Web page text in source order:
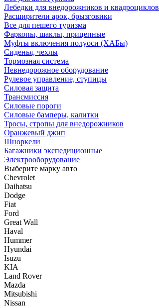
Лебедки для внедорожников и квадроциклов
Расширители арок, брызговики
Все для пешего туризма
Фаркопы, шаклы, прицепные
Муфты включения полуоси (ХАБы)
Сиденья, чехлы
Тормозная система
Невнедорожное оборудование
Рулевое управление, ступицы
Силовая защита
Трансмиссия
Силовые пороги
Силовые бамперы, калитки
Тросы, стропы для внедорожников
Оранжевый джип
Шноркели
Багажники экспедиционные
Электрооборудование
Выберите марку авто
Chevrolet
Daihatsu
Dodge
Fiat
Ford
Great Wall
Haval
Hummer
Hyundai
Isuzu
KIA
Land Rover
Mazda
Mitsubishi
Nissan